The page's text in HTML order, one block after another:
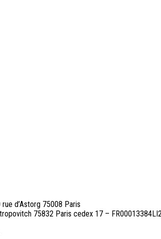
d’Astorg 75008 Paris
75832 Paris cedex 17 –